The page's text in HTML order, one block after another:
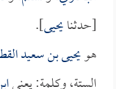
[حدثنايحيى].
هويحيى بن سعيد